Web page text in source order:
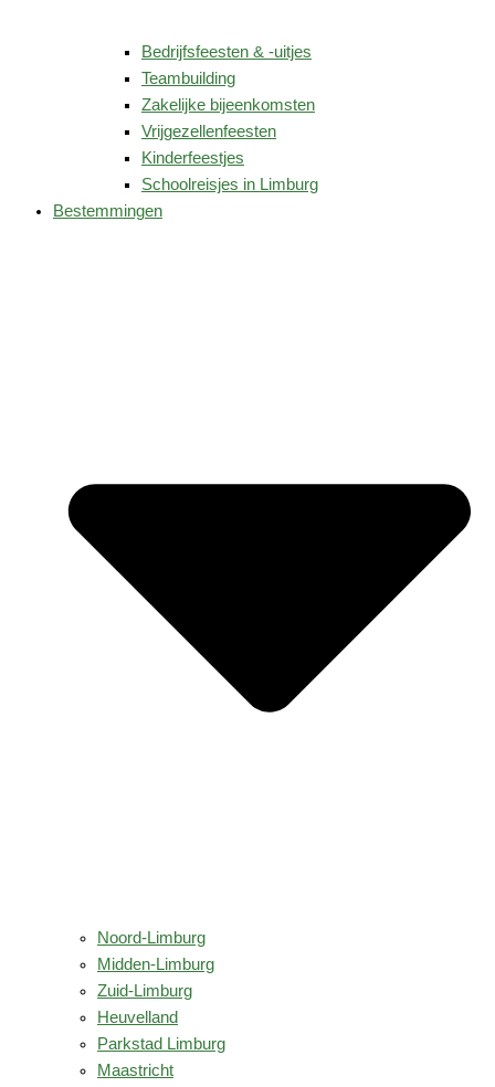
Bedrijfsfeesten & -uitjes
Teambuilding
Zakelijke bijeenkomsten
Vrijgezellenfeesten
Kinderfeestjes
Schoolreisjes in Limburg
Bestemmingen
Noord-Limburg
Midden-Limburg
Zuid-Limburg
Heuvelland
Parkstad Limburg
Maastricht